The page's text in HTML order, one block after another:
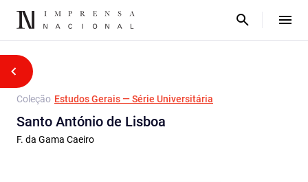
Coleção Estudos Gerais — Série Universitária
Santo António de Lisboa
F. da Gama Caeiro